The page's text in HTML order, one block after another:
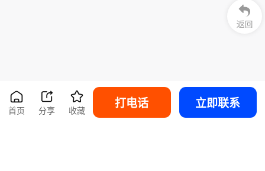
首页 分享 收藏
打电话 立即联系